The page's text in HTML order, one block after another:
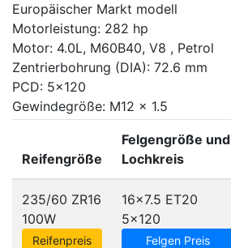
Europäischer Markt modell
Motorleistung: 282 hp
Motor: 4.0L, M60B40, V8 , Petrol
Zentrierbohrung (DIA): 72.6 mm
PCD: 5x120
Gewindegröße: M12 x 1.5
Reifengröße
Felgengröße und
Lochkreis
235/60 ZR16
100W
Reifenpreis
16x7.5 ET20
5x120
Felgen Preis